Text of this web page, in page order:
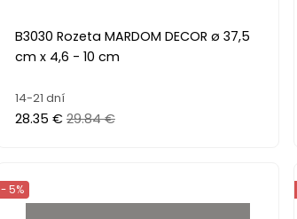
B3030 Rozeta MARDOM DECOR ø 37,5
cm x 4,6 - 10 cm
14-21 dní
28.35 € 29.84 €
- 5%